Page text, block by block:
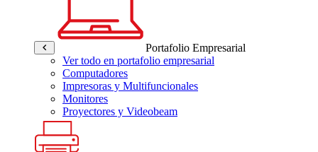
Portafolio Empresarial
Ver todo en portafolio empresarial
Computadores
Impresoras y Multifuncionales
Monitores
Proyectores y Videobeam